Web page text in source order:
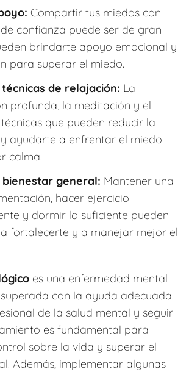
Compartir tus miedos con
confianza puede ser de gran
brindarte apoyo emocional y
para superar el miedo.
de relajación: La
profunda, la meditación y el
que pueden reducir la
ayudarte a enfrentar el miedo
calma.
general: Mantener una
hacer ejercicio
y dormir lo suficiente pueden
fortalecerte y a manejar mejor el
es una enfermedad mental
con la ayuda adecuada.
de la salud mental y seguir
es fundamental para
sobre la vida y superar el
Además, implementar algunas